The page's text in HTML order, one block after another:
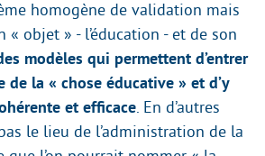
homogène de validation mais
objet » - l’éducation - et de son
modèles qui permettent d’entrer
de la « chose éducative » et d’y
et efficace. En d’autres
le lieu de l’administration de la